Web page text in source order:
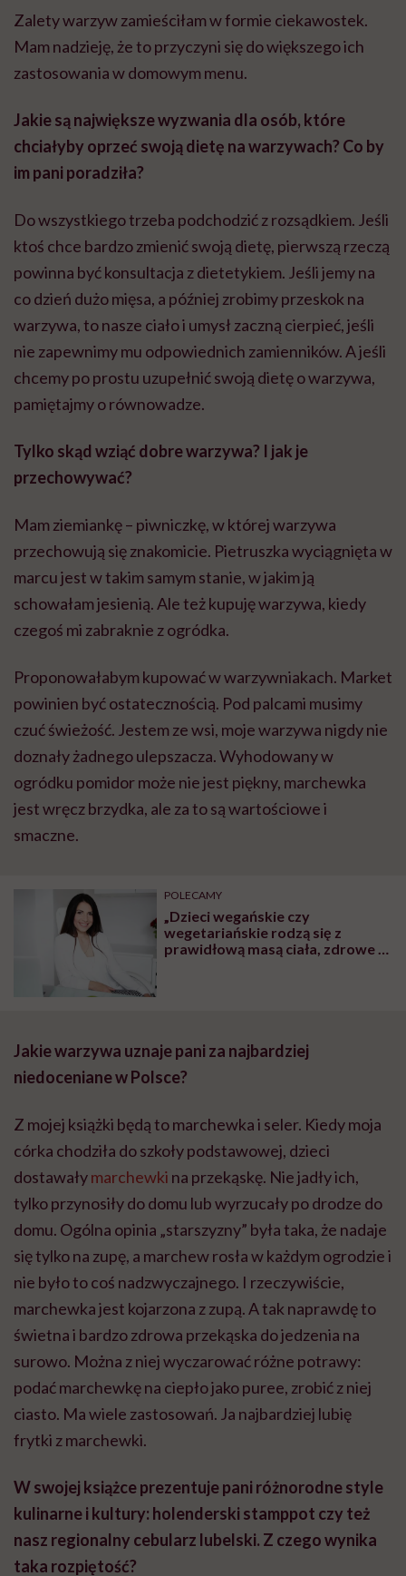
Zalety warzyw zamieściłam w formie ciekawostek.
Mam nadzieję, że to przyczyni się do większego ich
zastosowania w domowym menu.
Jakie są największe wyzwania dla osób, które
chciałyby oprzeć swoją dietę na warzywach? Co by
im pani poradziła?
Do wszystkiego trzeba podchodzić z rozsądkiem. Jeśli
ktoś chce bardzo zmienić swoją dietę, pierwszą rzeczą
powinna być konsultacja z dietetykiem. Jeśli jemy na
co dzień dużo mięsa, a później zrobimy przeskok na
warzywa, to nasze ciało i umysł zaczną cierpieć, jeśli
nie zapewnimy mu odpowiednich zamienników. A jeśli
chcemy po prostu uzupełnić swoją dietę o warzywa,
pamiętajmy o równowadze.
Tylko skąd wziąć dobre warzywa? I jak je
przechowywać?
Mam ziemiankę – piwniczkę, w której warzywa
przechowują się znakomicie. Pietruszka wyciągnięta w
marcu jest w takim samym stanie, w jakim ją
schowałam jesienią. Ale też kupuję warzywa, kiedy
czegoś mi zabraknie z ogródka.
Proponowałabym kupować w warzywniakach. Market
powinien być ostatecznością. Pod palcami musimy
czuć świeżość. Jestem ze wsi, moje warzywa nigdy nie
doznały żadnego ulepszacza. Wyhodowany w
ogródku pomidor może nie jest piękny, marchewka
jest wręcz brzydka, ale za to są wartościowe i
smaczne.
POLECAMY
„Dzieci wegańskie czy
wegetariańskie rodzą się z
prawidłową masą ciała, zdrowe i
Jakie warzywa uznaje pani za najbardziej
niedoceniane w Polsce?
Z mojej książki będą to marchewka i seler. Kiedy moja
córka chodziła do szkoły podstawowej, dzieci
dostawałymarchewki na przekąskę. Nie jadły ich,
tylko przynosiły do domu lub wyrzucały po drodze do
domu. Ogólna opinia „starszyzny” była taka, że nadaje
się tylko na zupę, a marchew rosła w każdym ogrodzie i
nie było to coś nadzwyczajnego. I rzeczywiście,
marchewka jest kojarzona z zupą. A tak naprawdę to
świetna i bardzo zdrowa przekąska do jedzenia na
surowo. Można z niej wyczarować różne potrawy:
podać marchewkę na ciepło jako puree, zrobić z niej
ciasto. Ma wiele zastosowań. Ja najbardziej lubię
frytki z marchewki.
W swojej książce prezentuje pani różnorodne style
kulinarne i kultury: holenderski stamppot czy też
nasz regionalny cebularz lubelski. Z czego wynika
taka rozpiętość?